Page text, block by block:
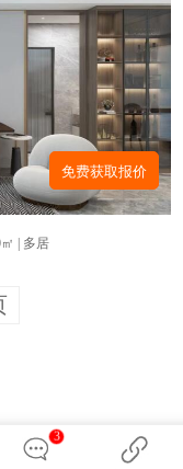
免费获取报价
| 多居
3